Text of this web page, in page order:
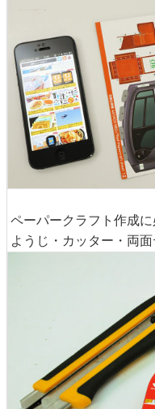
ペーパークラフト作成
ようじ・カッター・両面